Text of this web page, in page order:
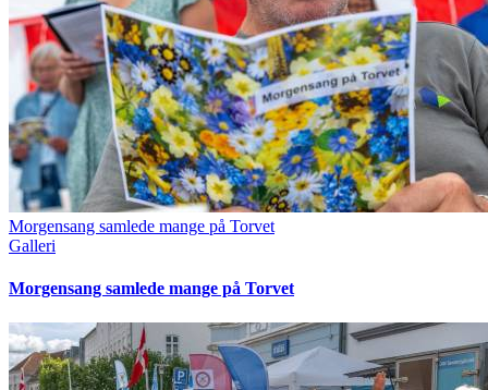
Morgensang samlede mange på Torvet
Galleri
Morgensang samlede mange på Torvet